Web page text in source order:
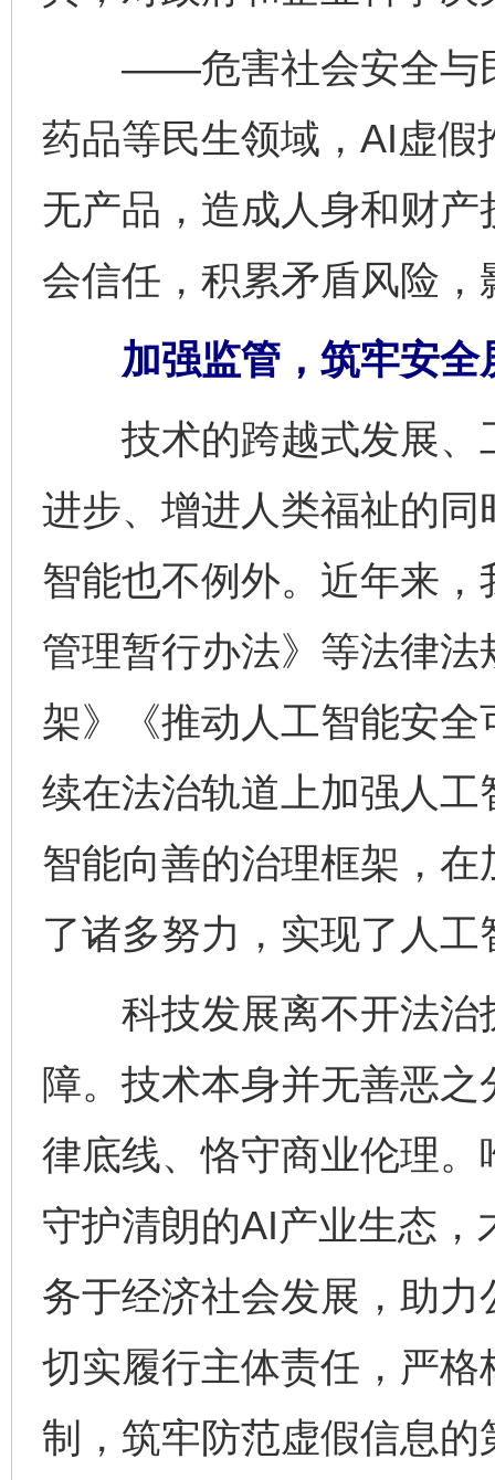
——危害社会安全与民
药品等民生领域，AI虚
无产品，造成人身和财
会信任，积累矛盾风险，
加强监管，筑牢安全
技术的跨越式发展、
进步、增进人类福祉的
智能也不例外。近年来
管理暂行办法》等法律
架》《推动人工智能安
续在法治轨道上加强人
智能向善的治理框架，
了诸多努力，实现了人
科技发展离不开法治
障。技术本身并无善恶
律底线、恪守商业伦理。
守护清朗的AI产业生态
务于经济社会发展，助
切实履行主体责任，严
制，筑牢防范虚假信息